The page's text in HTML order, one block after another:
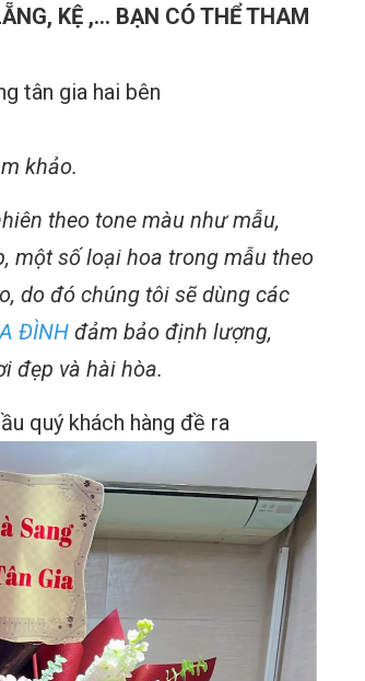
KỆ ,... BẠN CÓ THỂ THAM
tân gia hai bên
khảo.
theo tone màu như mẫu,
một số loại hoa trong mẫu theo
do đó chúng tôi sẽ dùng các
ĐÌNH đảm bảo định lượng,
đẹp và hài hòa.
quý khách hàng đề ra